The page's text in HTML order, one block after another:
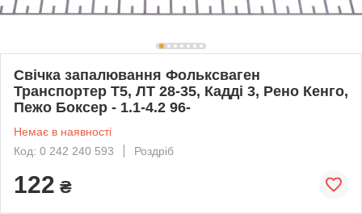
Свічка запалювання Фольксваген
Транспортер Т5, ЛТ 28-35, Кадді 3, Рено Кенго,
Пежо Боксер - 1.1-4.2 96-
Немає в наявності
Код: 0 242 240 593
Роздріб
122 ₴